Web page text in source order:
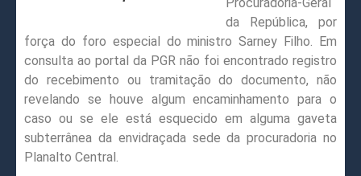
da República, por
força do foro especial do ministro Sarney Filho. Em
consulta ao portal da PGR não foi encontrado registro
do recebimento ou tramitação do documento, não
revelando se houve algum encaminhamento para o
caso ou se ele está esquecido em alguma gaveta
subterrânea da envidraçada sede da procuradoria no
Planalto Central.